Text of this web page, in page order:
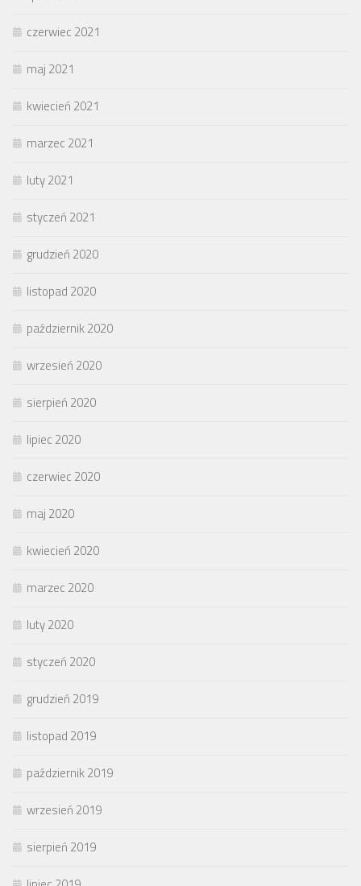
czerwiec 2021
maj 2021
kwiecień 2021
marzec 2021
luty 2021
styczeń 2021
grudzień 2020
listopad 2020
październik 2020
wrzesień 2020
sierpień 2020
lipiec 2020
czerwiec 2020
maj 2020
kwiecień 2020
marzec 2020
luty 2020
styczeń 2020
grudzień 2019
listopad 2019
październik 2019
wrzesień 2019
sierpień 2019